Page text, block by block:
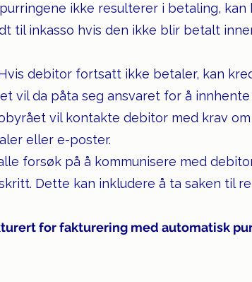
ikke resulterer i betaling, kan
til inkasso hvis den ikke blir betalt
debitor fortsatt ikke betaler, kan
vil da påta seg ansvaret for å innhente
vil kontakte debitor med krav
eller e-poster.
forsøk på å kommunisere med
Dette kan inkludere å ta saken til
for fakturering med automatisk